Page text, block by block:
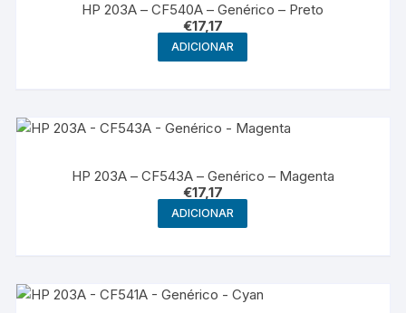
HP 203A – CF540A – Genérico – Preto
€17,17
ADICIONAR
HP 203A – CF543A – Genérico – Magenta
€17,17
ADICIONAR